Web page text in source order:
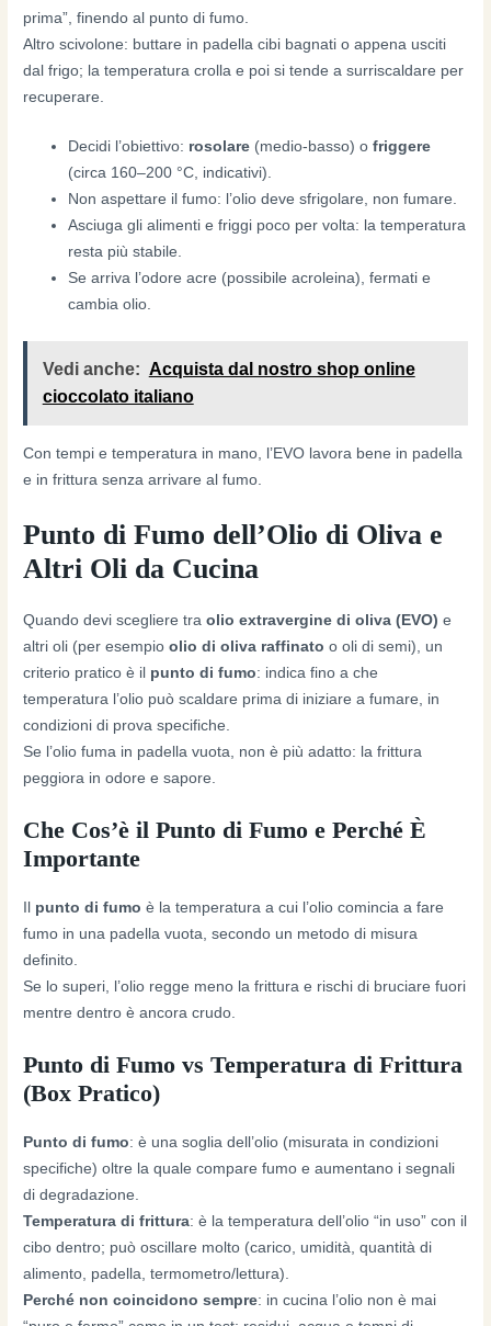
prima”, finendo al punto di fumo.
Altro scivolone: buttare in padella cibi bagnati o appena usciti
dal frigo; la temperatura crolla e poi si tende a surriscaldare per
recuperare.
Decidi l’obiettivo: rosolare (medio-basso) ofriggere
(circa 160–200 °C, indicativi).
Non aspettare il fumo: l’olio deve sfrigolare, non fumare.
Asciuga gli alimenti e friggi poco per volta: la temperatura
resta più stabile.
Se arriva l’odore acre (possibile acroleina), fermati e
cambia olio.
Vedi anche: Acquista dal nostro shop online
cioccolato italiano
Con tempi e temperatura in mano, l’EVO lavora bene in padella
e in frittura senza arrivare al fumo.
Punto di Fumo dell’Olio di Oliva e
Altri Oli da Cucina
Quando devi scegliere traolio extravergine di oliva (EVO) e
altri oli (per esempioolio di oliva raffinato o oli di semi), un
criterio pratico è il punto di fumo: indica fino a che
temperatura l’olio può scaldare prima di iniziare a fumare, in
condizioni di prova specifiche.
Se l’olio fuma in padella vuota, non è più adatto: la frittura
peggiora in odore e sapore.
Che Cos’è il Punto di Fumo e Perché È
Importante
Il punto di fumo è la temperatura a cui l’olio comincia a fare
fumo in una padella vuota, secondo un metodo di misura
definito.
Se lo superi, l’olio regge meno la frittura e rischi di bruciare fuori
mentre dentro è ancora crudo.
Punto di Fumo vs Temperatura di Frittura
(Box Pratico)
Punto di fumo: è una soglia dell’olio (misurata in condizioni
specifiche) oltre la quale compare fumo e aumentano i segnali
di degradazione.
Temperatura di frittura: è la temperatura dell’olio “in uso” con il
cibo dentro; può oscillare molto (carico, umidità, quantità di
alimento, padella, termometro/lettura).
Perché non coincidono sempre: in cucina l’olio non è mai